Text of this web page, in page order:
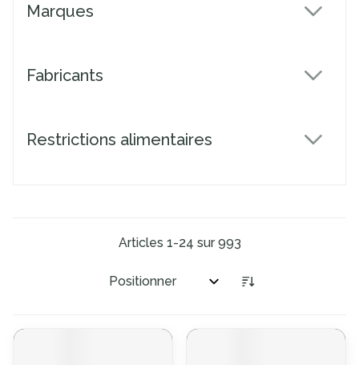
Marques
Fabricants
Restrictions alimentaires
Articles 1-24 sur993
Trier par: